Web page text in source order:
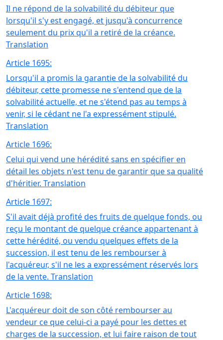
Il ne répond de la solvabilité du débiteur que
lorsqu'il s'y est engagé, et jusqu'à concurrence
seulement du prix qu'il a retiré de la créance.
Translation
Article 1695:
Lorsqu'il a promis la garantie de la solvabilité du
débiteur, cette promesse ne s'entend que de la
solvabilité actuelle, et ne s'étend pas au temps à
venir, si le cédant ne l'a expressément stipulé.
Translation
Article 1696:
Celui qui vend une hérédité sans en spécifier en
détail les objets n'est tenu de garantir que sa qualité
d'héritier. Translation
Article 1697:
S'il avait déjà profité des fruits de quelque fonds, ou
reçu le montant de quelque créance appartenant à
cette hérédité, ou vendu quelques effets de la
succession, il est tenu de les rembourser à
l'acquéreur, s'il ne les a expressément réservés lors
de la vente. Translation
Article 1698:
L'acquéreur doit de son côté rembourser au
vendeur ce que celui-ci a payé pour les dettes et
charges de la succession, et lui faire raison de tout